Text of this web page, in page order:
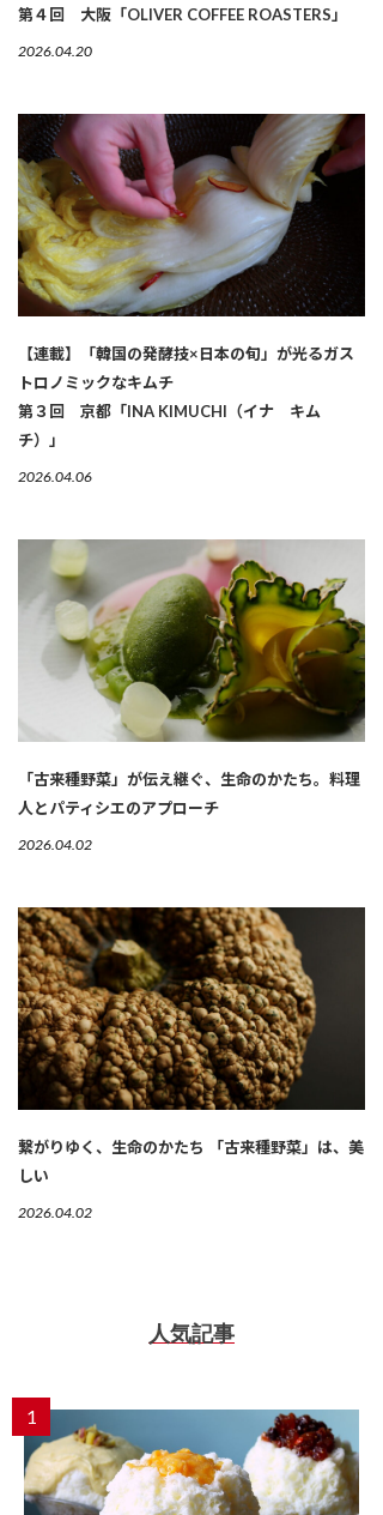
第４回 大阪「OLIVER COFFEE ROASTERS」
2026.04.20
【連載】「韓国の発酵技×日本の旬」が光るガス
トロノミックなキムチ
第３回 京都「INA KIMUCHI（イナ キム
チ）」
2026.04.06
「古来種野菜」が伝え継ぐ、生命のかたち。料理
人とパティシエのアプローチ
2026.04.02
繋がりゆく、生命のかたち 「古来種野菜」は、美
しい
2026.04.02
人気記事
1